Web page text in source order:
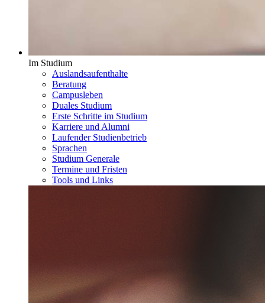
Im Studium
Auslandsaufenthalte
Beratung
Campusleben
Duales Studium
Erste Schritte im Studium
Karriere und Alumni
Laufender Studienbetrieb
Sprachen
Studium Generale
Termine und Fristen
Tools und Links